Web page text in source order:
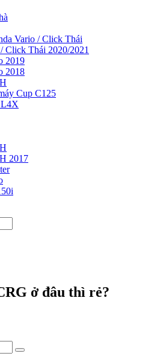
Vario / Click Thái
Click Thái 2020/2021
2019
2018
Cup C125
L4X
2017
ở đâu thì rẻ?